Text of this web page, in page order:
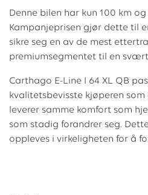
Denne bilen har kun 100 km
Kampanjeprisen gjør dette til
sikre seg en av de mest
premiumsegmentet til en
Carthago E-Line I 64 XL QB
kvalitetsbevisste kjøperen som
leverer samme komfort som
som stadig forandrer seg.
oppleves i virkeligheten for å